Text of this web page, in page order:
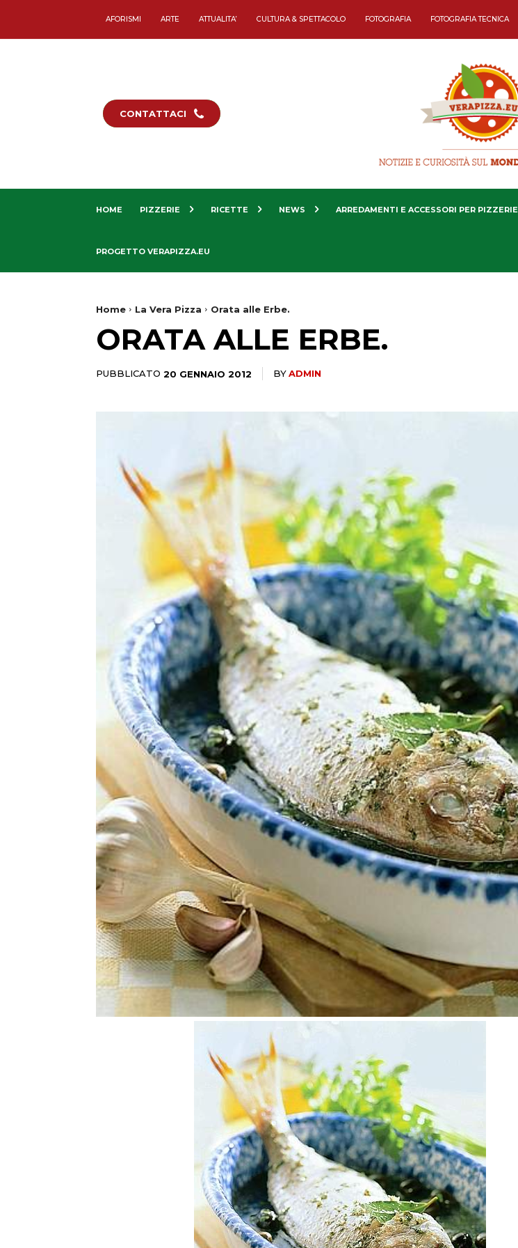
AFORISMI ARTE ATTUALITA’ CULTURA & SPETTACOLO FOTOGRAFIA FOTOGRAFIA TECNICA
CONTATTACI
HOME PIZZERIE RICETTE NEWS ARREDAMENTI E ACCESSORI PER PIZZERIE
PROGETTO VERAPIZZA.EU
Home La Vera Pizza Orata alle Erbe.
ORATA ALLE ERBE.
PUBBLICATO 20 GENNAIO 2012 BYADMIN